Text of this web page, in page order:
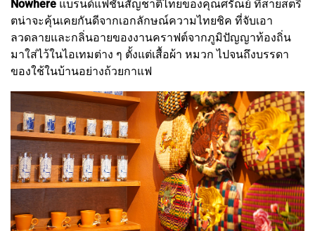
Nowhere แบรนด์แฟชั่นสัญชาติไทยของคุณศรัณย์ ที่สายสตรี
ตน่าจะคุ้นเคยกันดีจากเอกลักษณ์ความไทยชิค ที่จับเอา
ลวดลายและกลิ่นอายของงานคราฟต์จากภูมิปัญญาท้องถิ่น
มาใส่ไว้ในไอเทมต่าง ๆ ตั้งแต่เสื้อผ้า หมวก ไปจนถึงบรรดา
ของใช้ในบ้านอย่างถ้วยกาแฟ